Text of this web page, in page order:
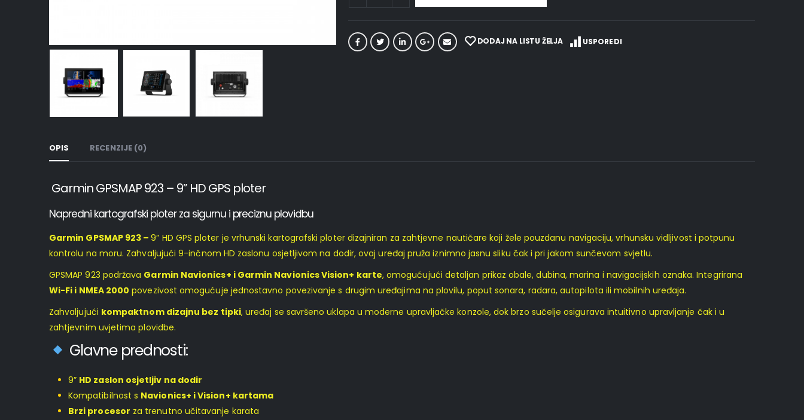
DODAJ NA LISTU ŽELJA USPOREDI
OPIS RECENZIJE (0)
Garmin GPSMAP 923 – 9” HD GPS ploter
Napredni kartografski ploter za sigurnu i preciznu plovidbu
Garmin GPSMAP 923 –9” HD GPS ploter je vrhunski kartografski ploter dizajniran za zahtjevne nautičare koji žele pouzdanu navigaciju, vrhunsku vidljivost i potpunu
kontrolu na moru. Zahvaljujući 9-inčnom HD zaslonu osjetljivom na dodir, ovaj uređaj pruža iznimno jasnu sliku čak i pri jakom sunčevom svjetlu.
GPSMAP 923 podržava Garmin Navionics+ i Garmin Navionics Vision+ karte, omogućujući detaljan prikaz obale, dubina, marina i navigacijskih oznaka. Integrirana
Wi-Fi i NMEA 2000 povezivost omogućuje jednostavno povezivanje s drugim uređajima na plovilu, poput sonara, radara, autopilota ili mobilnih uređaja.
Zahvaljujući kompaktnom dizajnu bez tipki, uređaj se savršeno uklapa u moderne upravljačke konzole, dok brzo sučelje osigurava intuitivno upravljanje čak i u
zahtjevnim uvjetima plovidbe.
Glavne prednosti:
9” HD zaslon osjetljiv na dodir
Kompatibilnost s Navionics+ i Vision+ kartama
Brzi procesor za trenutno učitavanje karata